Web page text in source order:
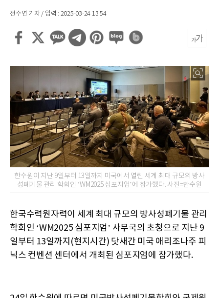
전수연 기자 / 입력 : 2025-03-24 13:54
한수원이 지난 9일부터 13일까지 미국에서 열린 세계 최대 규모의 방사
성폐기물 관리 학회인 ‘WM2025 심포지엄’에 참가했다. 사진=한수원
한국수력원자력이 세계 최대 규모의 방사성폐기물 관리
학회인 ‘WM2025 심포지엄’ 사무국의 초청으로 지난 9
일부터 13일까지(현지시간) 닷새간 미국 애리조나주 피
닉스 컨벤션 센터에서 개최된 심포지엄에 참가했다.